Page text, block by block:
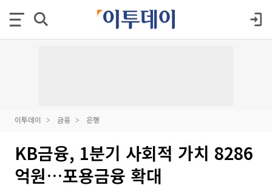
이투데이 금융 은행
KB금융, 1분기 사회적 가치 8286
억원…포용금융 확대